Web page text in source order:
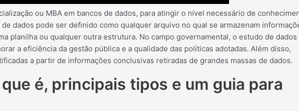
ou MBA em bancos de dados, para atingir o nível necessário de
dados pode ser definido como qualquer arquivo no qual se armazenam
planilha ou qualquer outra estrutura. No campo governamental, o estudo de dados
a eficiência da gestão pública e a qualidade das políticas adotadas. Além disso,
a partir de informações conclusivas retiradas de grandes massas de dados.
é, principais tipos e um guia para